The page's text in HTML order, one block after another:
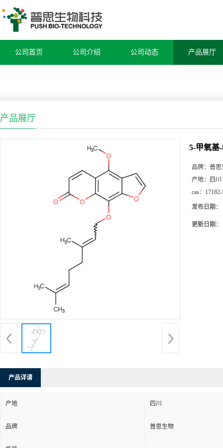
公司首页 公司介绍 公司动态 产品展厅
产品展厅
5-甲氧基
品牌： 普思
产地：
四川
cas：
发布日期：
更新日期：
产品详请
产地 四川
品牌 普思生物